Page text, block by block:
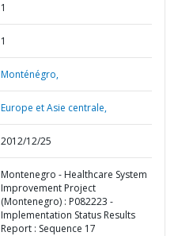
1
1
Monténégro,
Europe et Asie centrale,
2012/12/25
Montenegro - Healthcare System
Improvement Project
(Montenegro) : P082223 -
Implementation Status Results
Report : Sequence 17